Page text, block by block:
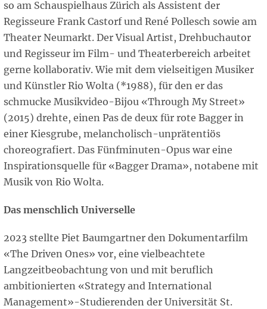
so am Schauspielhaus Zürich als Assistent der
Regisseure Frank Castorf und René Pollesch sowie am
Theater Neumarkt. Der Visual Artist, Drehbuchautor
und Regisseur im Film- und Theaterbereich arbeitet
gerne kollaborativ. Wie mit dem vielseitigen Musiker
und Künstler Rio Wolta (*1988), für den er das
schmucke Musikvideo-Bijou «Through My Street»
(2015) drehte, einen Pas de deux für rote Bagger in
einer Kiesgrube, melancholisch-unprätentiös
choreografiert. Das Fünfminuten-Opus war eine
Inspirationsquelle für «Bagger Drama», notabene mit
Musik von Rio Wolta.
Das menschlich Universelle
2023 stellte Piet Baumgartner den Dokumentarfilm
«The Driven Ones» vor, eine vielbeachtete
Langzeitbeobachtung von und mit beruflich
ambitionierten «Strategy and International
Management»-Studierenden der Universität St.